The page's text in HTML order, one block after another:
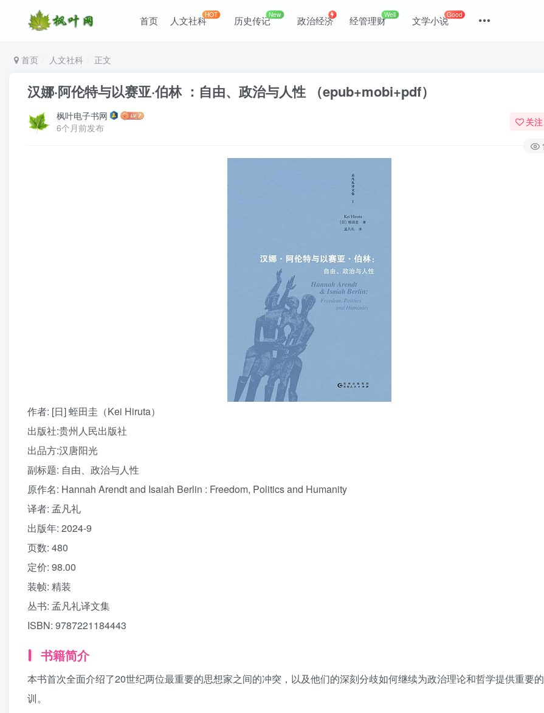
首页 人文社科HOT 历史传记New 政治经济 经管理财Well 文学小说Good
首页 人文社科 正文
汉娜·阿伦特与以赛亚·伯林 ：自由、政治与人性 （epub+mobi+pdf）
枫叶电子书网
6个月前发布
关注
作者: [日] 蛭田圭（Kei Hiruta）
出版社:贵州人民出版社
出品方:汉唐阳光
副标题: 自由、政治与人性
原作名: Hannah Arendt and Isaiah Berlin : Freedom, Politics and Humanity
译者: 孟凡礼
出版年: 2024-9
页数: 480
定价: 98.00
装帧: 精装
丛书: 孟凡礼译文集
ISBN: 9787221184443
书籍简介
本书首次全面介绍了20世纪两位最重要的思想家之间的冲突，以及他们的深刻分歧如何继续为政治理论和哲学提供重要
训。
登录
用户名/手机号/邮箱
登录密码